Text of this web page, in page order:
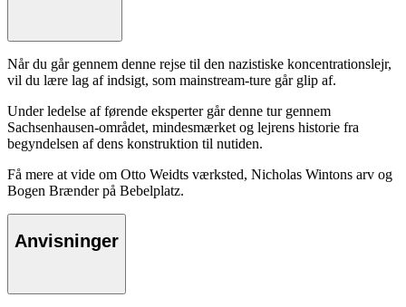
Når du går gennem denne rejse til den nazistiske koncentrationslejr,
vil du lære lag af indsigt, som mainstream-ture går glip af.
Under ledelse af førende eksperter går denne tur gennem
Sachsenhausen-området, mindesmærket og lejrens historie fra
begyndelsen af dens konstruktion til nutiden.
Få mere at vide om Otto Weidts værksted, Nicholas Wintons arv og
Bogen Brænder på Bebelplatz.
Anvisninger